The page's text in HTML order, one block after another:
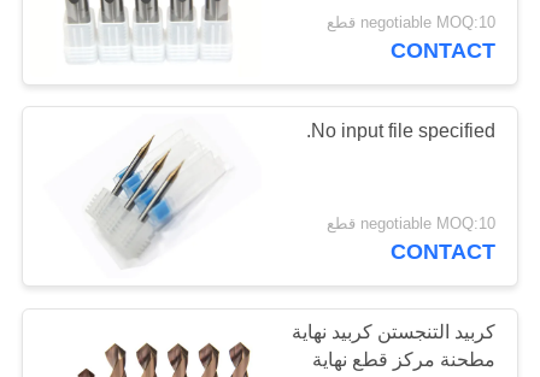
التخشين القاطع
negotiable MOQ:10 قطع
CONTACT
No input file specified.
negotiable MOQ:10 قطع
CONTACT
كربيد التنجستن كربيد نهاية
مطحنة مركز قطع نهاية